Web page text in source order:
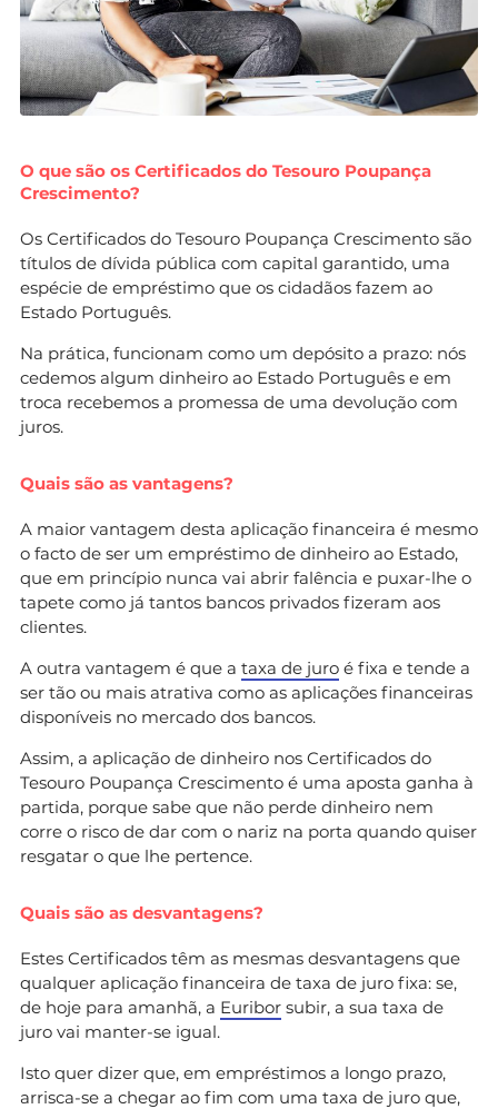
O que são os Certificados do Tesouro Poupança
Crescimento?
Os Certificados do Tesouro Poupança Crescimento são
títulos de dívida pública com capital garantido, uma
espécie de empréstimo que os cidadãos fazem ao
Estado Português.
Na prática, funcionam como um depósito a prazo: nós
cedemos algum dinheiro ao Estado Português e em
troca recebemos a promessa de uma devolução com
juros.
Quais são as vantagens?
A maior vantagem desta aplicação financeira é mesmo
o facto de ser um empréstimo de dinheiro ao Estado,
que em princípio nunca vai abrir falência e puxar-lhe o
tapete como já tantos bancos privados fizeram aos
clientes.
A outra vantagem é que a taxa de juro é fixa e tende a
ser tão ou mais atrativa como as aplicações financeiras
disponíveis no mercado dos bancos.
Assim, a aplicação de dinheiro nos Certificados do
Tesouro Poupança Crescimento é uma aposta ganha à
partida, porque sabe que não perde dinheiro nem
corre o risco de dar com o nariz na porta quando quiser
resgatar o que lhe pertence.
Quais são as desvantagens?
Estes Certificados têm as mesmas desvantagens que
qualquer aplicação financeira de taxa de juro fixa: se,
de hoje para amanhã, a Euribor subir, a sua taxa de
juro vai manter-se igual.
Isto quer dizer que, em empréstimos a longo prazo,
arrisca-se a chegar ao fim com uma taxa de juro que,